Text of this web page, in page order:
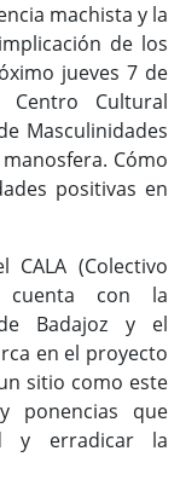
machista y la
de los
jueves 7 de
Cultural
Masculinidades
Cómo
positivas en
(Colectivo
cuenta con la
Badajoz y el
en el proyecto
sitio como este
ponencias que
y erradicar la